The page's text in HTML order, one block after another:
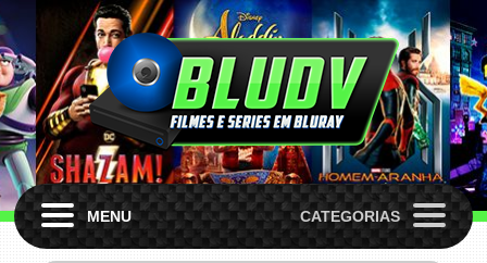
MENU CATEGORIAS